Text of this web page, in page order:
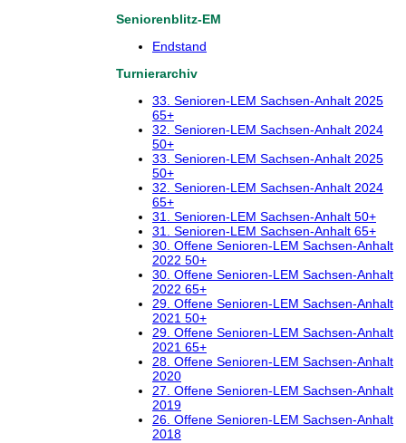
Seniorenblitz-EM
Endstand
Turnierarchiv
33. Senioren-LEM Sachsen-Anhalt 2025
65+
32. Senioren-LEM Sachsen-Anhalt 2024
50+
33. Senioren-LEM Sachsen-Anhalt 2025
50+
32. Senioren-LEM Sachsen-Anhalt 2024
65+
31. Senioren-LEM Sachsen-Anhalt 50+
31. Senioren-LEM Sachsen-Anhalt 65+
30. Offene Senioren-LEM Sachsen-Anhalt
2022 50+
30. Offene Senioren-LEM Sachsen-Anhalt
2022 65+
29. Offene Senioren-LEM Sachsen-Anhalt
2021 50+
29. Offene Senioren-LEM Sachsen-Anhalt
2021 65+
28. Offene Senioren-LEM Sachsen-Anhalt
2020
27. Offene Senioren-LEM Sachsen-Anhalt
2019
26. Offene Senioren-LEM Sachsen-Anhalt
2018